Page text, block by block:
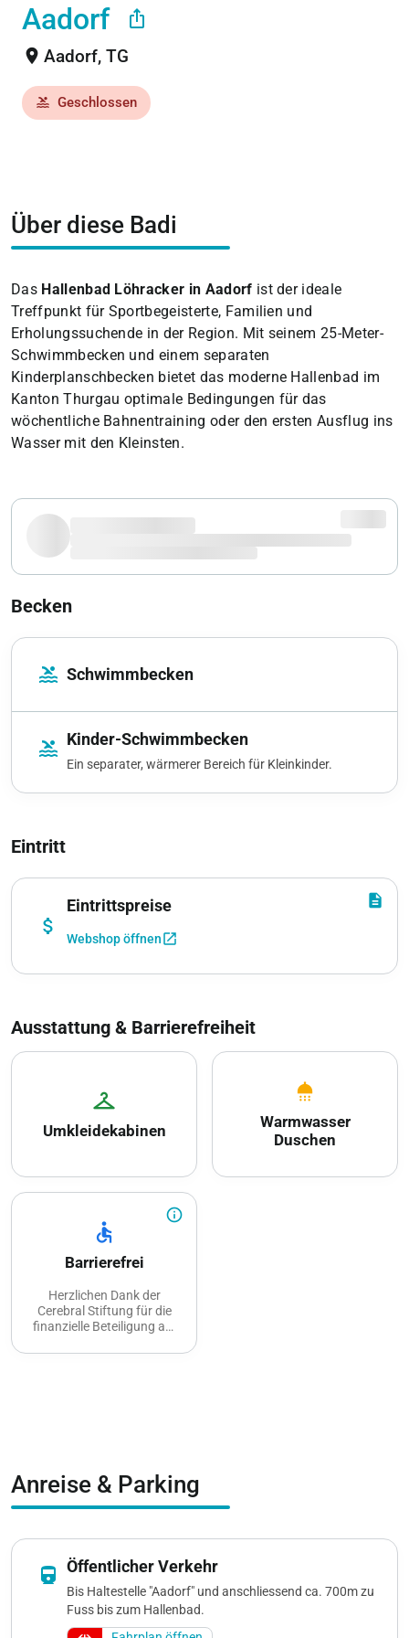
Aadorf
ios_share
location_on Aadorf, TG
pool Geschlossen
Über diese Badi
Das Hallenbad Löhracker in Aadorf ist der ideale
Treffpunkt für Sportbegeisterte, Familien und
Erholungssuchende in der Region. Mit seinem 25-Meter-
Schwimmbecken und einem separaten
Kinderplanschbecken bietet das moderne Hallenbad im
Kanton Thurgau optimale Bedingungen für das
wöchentliche Bahnentraining oder den ersten Ausflug ins
Wasser mit den Kleinsten.
Becken
pool Schwimmbecken
pool Kinder-Schwimmbecken
Ein separater, wärmerer Bereich für Kleinkinder.
Eintritt
description
attach_money
Eintrittspreise
Webshop öffnenopen_in_new
Ausstattung & Barrierefreiheit
checkroom
Umkleidekabinen
shower
Warmwasser
Duschen
info_outline
accessible
Barrierefrei
Herzlichen Dank der
Cerebral Stiftung für die
finanzielle Beteiligung am
Anreise & Parking
directions_railway Öffentlicher Verkehr
Bis Haltestelle "Aadorf" und anschliessend ca. 700m zu
Fuss bis zum Hallenbad.